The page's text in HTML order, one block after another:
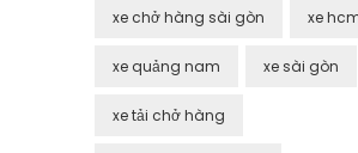
xe chở hàng sài gòn xe
xe quảng nam xe sài gòn
xe tải chở hàng